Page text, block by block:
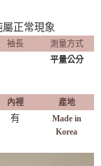
正常現象
袖長
測量方式
平量公分
內裡 產地
有
Made in
Korea